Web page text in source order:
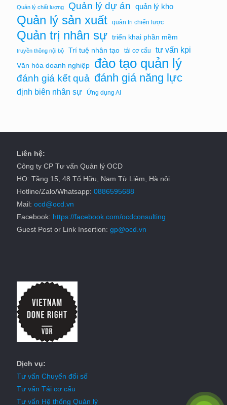
Quản lý chất lượng Quản lý dự án quản lý kho
Quản lý sản xuất quản trị chiến lược
Quản trị nhân sự triển khai phần mềm
truyền thông nội bộ Trí tuệ nhân tạo tái cơ cấu tư vấn kpi
Văn hóa doanh nghiệp đào tạo quản lý
đánh giá kết quả đánh giá năng lực
định biên nhân sự Ứng dụng AI
Liên hệ:
Công ty CP Tư vấn Quản lý OCD
HO: Tầng 15, 48 Tố Hữu, Nam Từ Liêm, Hà nội
Hotline/Zalo/Whatsapp: 0886595688
Mail: ocd@ocd.vn
Facebook: https://facebook.com/ocdconsulting
Guest Post or Link Insertion: gp@ocd.vn
Dịch vụ:
Tư vấn Chuyển đổi số
Tư vấn Tái cơ cấu
Tư vấn Hệ thống Quản lý